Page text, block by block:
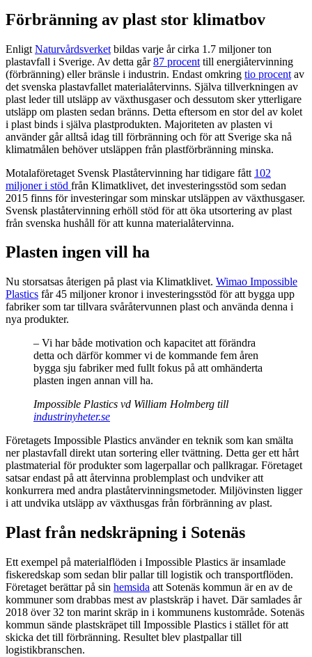
Förbränning av plast stor klimatbov
Enligt Naturvårdsverket bildas varje år cirka 1.7 miljoner ton
plastavfall i Sverige. Av detta går87 procent till energiåtervinning
(förbränning) eller bränsle i industrin. Endast omkring tio procent av
det svenska plastavfallet materialåtervinns. Själva tillverkningen av
plast leder till utsläpp av växthusgaser och dessutom sker ytterligare
utsläpp om plasten sedan bränns. Detta eftersom en stor del av kolet
i plast binds i själva plastprodukten. Majoriteten av plasten vi
använder går alltså idag till förbränning och för att Sverige ska nå
klimatmålen behöver utsläppen från plastförbränning minska.
Motalaföretaget Svensk Plaståtervinning har tidigare fått 102
miljoner i stöd från Klimatklivet, det investeringsstöd som sedan
2015 finns för investeringar som minskar utsläppen av växthusgaser.
Svensk plaståtervinning erhöll stöd för att öka utsortering av plast
från svenska hushåll för att kunna materialåtervinna.
Plasten ingen vill ha
Nu storsatsas återigen på plast via Klimatklivet. Wimao Impossible
Plastics får 45 miljoner kronor i investeringsstöd för att bygga upp
fabriker som tar tillvara svåråtervunnen plast och använda denna i
nya produkter.
– Vi har både motivation och kapacitet att förändra
detta och därför kommer vi de kommande fem åren
bygga sju fabriker med fullt fokus på att omhänderta
plasten ingen annan vill ha.
Impossible Plastics vd William Holmberg till
industrinyheter.se
Företagets Impossible Plastics använder en teknik som kan smälta
ner plastavfall direkt utan sortering eller tvättning. Detta ger ett hårt
plastmaterial för produkter som lagerpallar och pallkragar. Företaget
satsar endast på att återvinna problemplast och undviker att
konkurrera med andra plaståtervinningsmetoder. Miljövinsten ligger
i att undvika utsläpp av växthusgas från förbränning av plast.
Plast från nedskräpning i Sotenäs
Ett exempel på materialflöden i Impossible Plastics är insamlade
fiskeredskap som sedan blir pallar till logistik och transportflöden.
Företaget berättar på sin hemsida att Sotenäs kommun är en av de
kommuner som drabbas mest av plastskräp i havet. Där samlades år
2018 över 32 ton marint skräp in i kommunens kustområde. Sotenäs
kommun sände plastskräpet till Impossible Plastics i stället för att
skicka det till förbränning. Resultet blev plastpallar till
logistikbranschen.